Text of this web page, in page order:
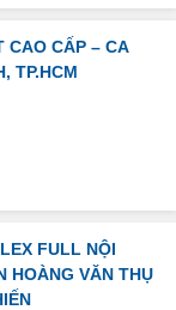
CAO CẤP – CA
TP.HCM
FULL NỘI
HOÀNG VĂN THỤ